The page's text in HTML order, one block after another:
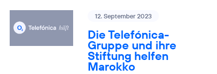
12. September 2023
Die Telefónica-
Gruppe und ihre
Stiftung helfen
Marokko